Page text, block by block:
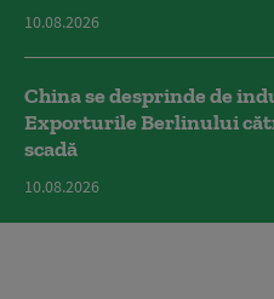
10.08.2026
China se desprinde de
Exporturile Berlinului
scadă
10.08.2026